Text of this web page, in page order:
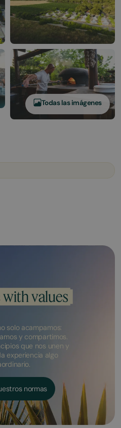
Todas las imágenes
values
solo acampamos:
y compartimos.
que nos unen y
experiencia algo
normas